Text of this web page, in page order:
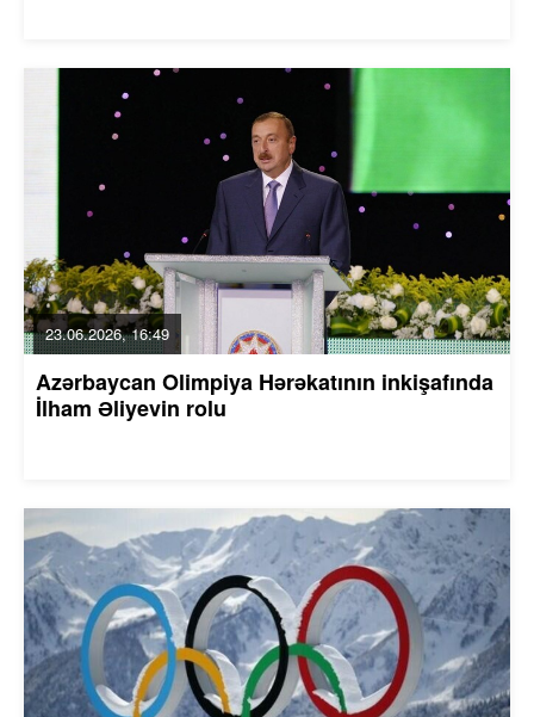
23.06.2026, 16:49
Azərbaycan Olimpiya Hərəkatının inkişafında
İlham Əliyevin rolu